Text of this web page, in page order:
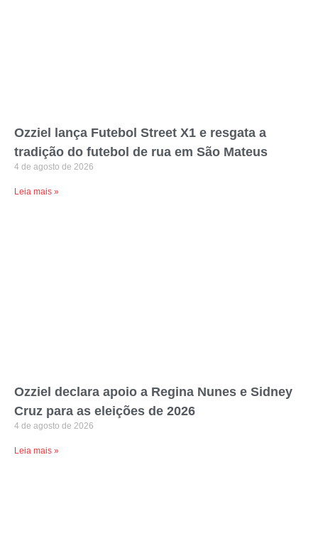
Ozziel lança Futebol Street X1 e resgata a
tradição do futebol de rua em São Mateus
4 de agosto de 2026
Leia mais »
Ozziel declara apoio a Regina Nunes e Sidney
Cruz para as eleições de 2026
4 de agosto de 2026
Leia mais »